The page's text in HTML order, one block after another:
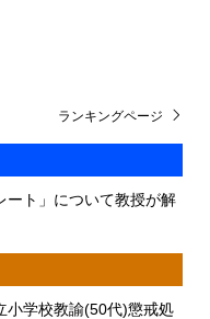
ート」について教授が解
学校教諭(50代)懲戒処
ランキングページ